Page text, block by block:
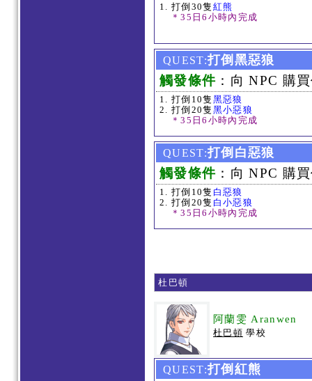
打倒30隻 紅熊
＊35日6小時內完成
QUEST:打倒黑惡狼
觸發條件 ：向 NPC 購
打倒10隻 黑惡狼
打倒20隻 黑小惡狼
＊35日6小時內完成
QUEST:打倒白惡狼
觸發條件 ：向 NPC 購
打倒10隻 白惡狼
打倒20隻 白小惡狼
＊35日6小時內完成
杜巴頓
阿蘭雯 Aranwen
杜巴頓 學校
QUEST:打倒紅熊